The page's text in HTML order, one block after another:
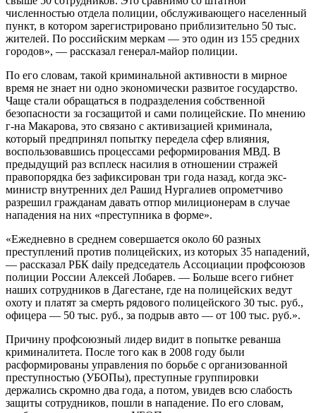
численностью отдела полиции, обслуживающего населенный
пункт, в котором зарегистрировано приблизительно 50 тыс.
жителей. По российским меркам — это один из 155 средних
городов», — рассказал генерал-майор полиции.
По его словам, такой криминальной активности в мирное
время не знает ни одно экономически развитое государство.
Чаще стали обращаться в подразделения собственной
безопасности за госзащитой и сами полицейские. По мнению
г-на Макарова, это связано с активизацией криминала,
который предпринял попытку передела сфер влияния,
воспользовавшись процессами реформирования МВД. В
предыдущий раз всплеск насилия в отношении стражей
правопорядка без зафиксирован три года назад, когда экс-
министр внутренних дел Рашид Нургалиев опрометчиво
разрешил гражданам давать отпор милиционерам в случае
нападения на них «преступника в форме».
«Ежедневно в среднем совершается около 60 разных
преступлений против полицейских, из которых 35 нападений,
— рассказал РБК daily председатель Ассоциации профсоюзов
полиции России Алексей Лобарев. — Больше всего гибнет
наших сотрудников в Дагестане, где на полицейских ведут
охоту и платят за смерть рядового полицейского 30 тыс. руб.,
офицера — 50 тыс. руб., за подрыв авто — от 100 тыс. руб.».
Причину профсоюзный лидер видит в попытке реванша
криминалитета. После того как в 2008 году были
расформированы управления по борьбе с организованной
преступностью (УБОПы), преступные группировки
держались скромно два года, а потом, увидев всю слабость
защиты сотрудников, пошли в нападение. По его словам,